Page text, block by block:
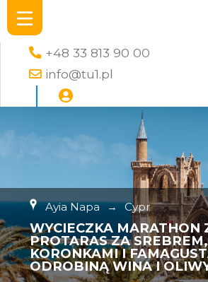
+48 33 813 90 00
info@tu1.pl
Ayia Napa → Cypr
WYCIECZKA MARATHON
PROTARAS ZA SREBREM,
KORONKAMI I
ODROBINĄ WINA I